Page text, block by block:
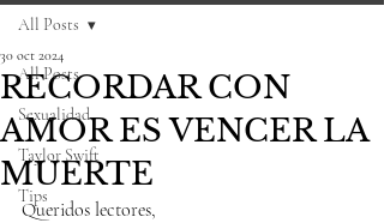
All Posts
Sexualidad
Taylor Swift
Tips
All Posts
RECORDAR CON
AMOR ES VENCER LA
MUERTE
30 oct 2024
Queridos lectores,